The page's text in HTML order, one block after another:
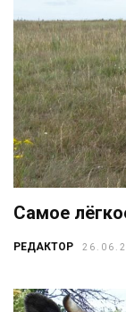
Самое
РЕДАКТОР